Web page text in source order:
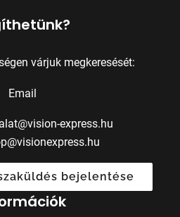
várjuk megkeresését:
Email
express.hu
bejelentése